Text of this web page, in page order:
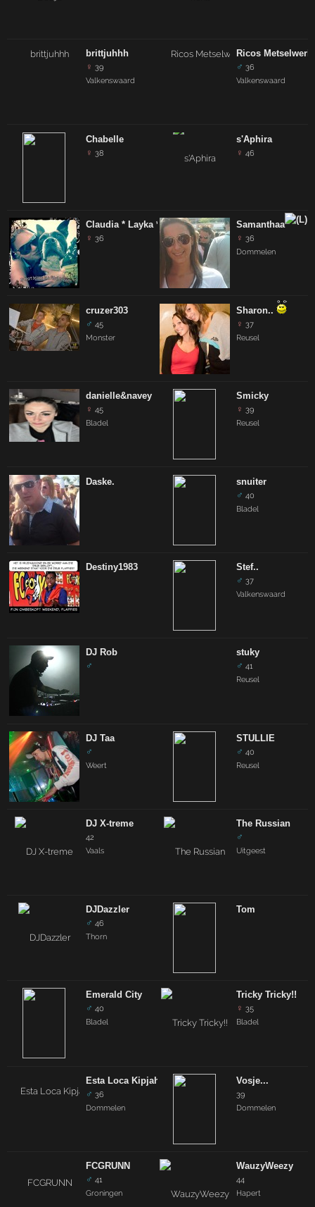
brittjuhhh
♀ 39
Valkenswaard
Chabelle
♀ 38
Claudia * Layka *
♀ 36
cruzer303
♂ 45
Monster
danielle&navey
♀ 45
Bladel
Daske.
Destiny1983
DJ Rob
♂
DJ Taa
♂
Weert
DJ X-treme
42
Vaals
DJDazzler
♂ 46
Thorn
Emerald City
♂ 40
Bladel
Esta Loca Kipjah
♂ 36
Dommelen
FCGRUNN
♂ 41
Groningen
Ricos
♂ 36
Valkenswaard
s'Aphira
♀ 46
Samanthaa
♀ 36
Dommelen
Sharon..
♀ 37
Reusel
Smicky
♀ 39
Reusel
snuiter
♂ 40
Bladel
Stef..
♂ 37
Valkenswaard
stuky
♂ 41
Reusel
STULLIE
♂ 40
Reusel
The Russian
♂
Uitgeest
Tom
Tricky Tricky!!
♀ 35
Bladel
Vosje...
39
Dommelen
WauzyWeezy
44
Hapert